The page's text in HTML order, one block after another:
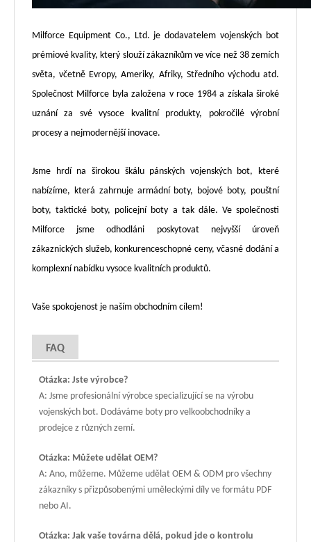
Milforce Equipment Co., Ltd. je dodavatelem vojenských bot
prémiové kvality, který slouží zákazníkům ve více než 38 zemích
světa, včetně Evropy, Ameriky, Afriky, Středního východu atd.
Společnost Milforce byla založena v roce 1984 a získala široké
uznání za své vysoce kvalitní produkty, pokročilé výrobní
procesy a nejmodernější inovace.
Jsme hrdí na širokou škálu pánských vojenských bot, které
nabízíme, která zahrnuje armádní boty, bojové boty, pouštní
boty, taktické boty, policejní boty a tak dále. Ve společnosti
Milforce jsme odhodláni poskytovat nejvyšší úroveň
zákaznických služeb, konkurenceschopné ceny, včasné dodání a
komplexní nabídku vysoce kvalitních produktů.
Vaše spokojenost je naším obchodním cílem!
FAQ
Otázka: Jste výrobce?
A: Jsme profesionální výrobce specializující se na výrobu
vojenských bot. Dodáváme boty pro velkoobchodníky a
prodejce z různých zemí.
Otázka: Můžete udělat OEM?
A: Ano, můžeme. Můžeme udělat OEM & ODM pro všechny
zákazníky s přizpůsobenými uměleckými díly ve formátu PDF
nebo AI.
Otázka: Jak vaše továrna dělá, pokud jde o kontrolu